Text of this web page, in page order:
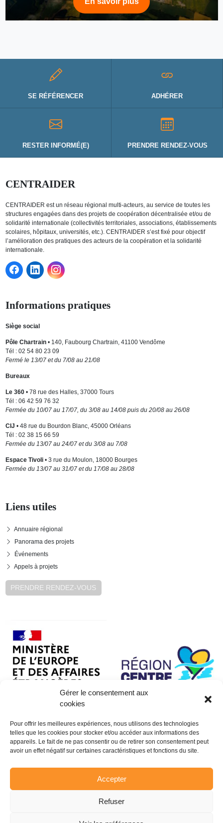
Gérer le consentement aux
cookies
Pour offrir les meilleures expériences, nous utilisons des technologies
telles que les cookies pour stocker et/ou accéder aux informations des
appareils. Le fait de ne pas consentir ou de retirer son consentement peut
avoir un effet négatif sur certaines caractéristiques et fonctions du site.
Accepter
Refuser
SE RÉFÉRENCER ADHÉRER
RESTER INFORMÉ(E) PRENDRE RENDEZ-VOUS
CENTRAIDER
CENTRAIDER est un réseau régional multi-acteurs, au service de toutes les
structures engagées dans des projets de coopération décentralisée et/ou de
solidarité internationale (collectivités territoriales, associations, établissements
scolaires, hôpitaux, universités, etc.). CENTRAIDER s’est fixé pour objectif
l’amélioration des pratiques des acteurs de la coopération et la solidarité
internationale.
Informations pratiques
Siège social
Pôle Chartrain• 140, Faubourg Chartrain, 41100 Vendôme
Tél : 02 54 80 23 09
Fermé le 13/07 et du 7/08 au 21/08
Bureaux
Le 360• 78 rue des Halles, 37000 Tours
Tél : 06 42 59 76 32
Fermée du 10/07 au 17/07, du 3/08 au 14/08 puis du 20/08 au 26/08
CIJ • 48 rue du Bourdon Blanc, 45000 Orléans
Tél : 02 38 15 66 59
Fermée du 13/07 au 24/07 et du 3/08 au 7/08
Espace Tivoli• 3 rue du Moulon, 18000 Bourges
Fermée du 13/07 au 31/07 et du 17/08 au 28/08
Liens utiles
Annuaire régional
Panorama des projets
Événements
Appels à projets
PRENDRE RENDEZ-VOUS